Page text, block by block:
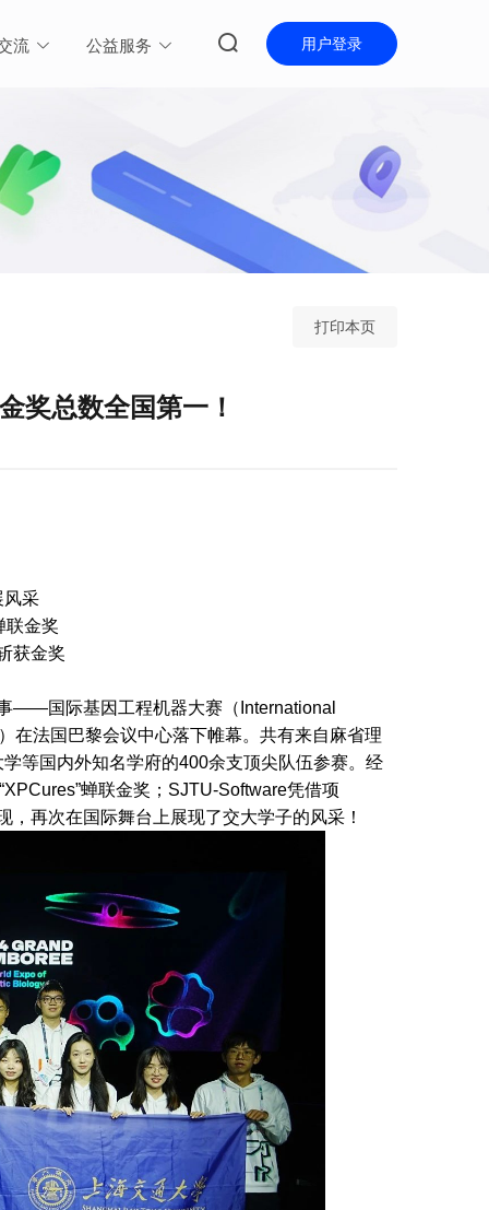
流 公益服务 用户登录
打印本页
奖总数全国第一！
风采
联金奖
获金奖
——国际基因工程机器大赛（International
在法国巴黎会议中心落下帷幕。共有来自麻省理
等国内外知名学府的400余支顶尖队伍参赛。经
蝉联金奖；SJTU-Software凭借项
，再次在国际舞台上展现了交大学子的风采！